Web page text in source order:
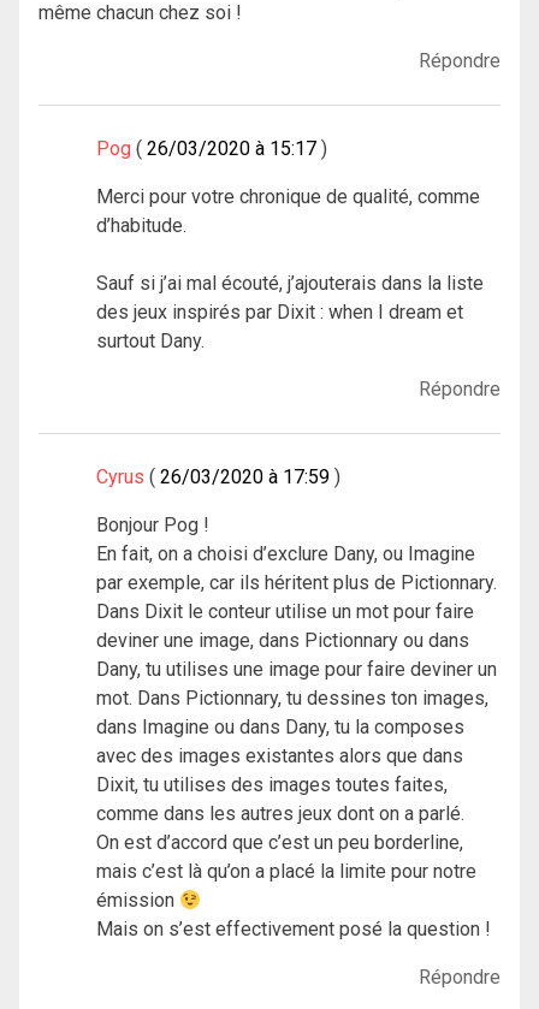
même chacun chez soi !
Répondre
Pog 26/03/2020 à 15:17
Merci pour votre chronique de qualité, comme
d’habitude.
Sauf si j’ai mal écouté, j’ajouterais dans la liste
des jeux inspirés par Dixit : when I dream et
surtout Dany.
Répondre
Cyrus 26/03/2020 à 17:59
Bonjour Pog !
En fait, on a choisi d’exclure Dany, ou Imagine
par exemple, car ils héritent plus de Pictionnary.
Dans Dixit le conteur utilise un mot pour faire
deviner une image, dans Pictionnary ou dans
Dany, tu utilises une image pour faire deviner un
mot. Dans Pictionnary, tu dessines ton images,
dans Imagine ou dans Dany, tu la composes
avec des images existantes alors que dans
Dixit, tu utilises des images toutes faites,
comme dans les autres jeux dont on a parlé.
On est d’accord que c’est un peu borderline,
mais c’est là qu’on a placé la limite pour notre
émission
Mais on s’est effectivement posé la question !
Répondre